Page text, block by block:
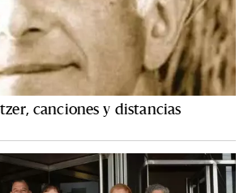
canciones y distancias